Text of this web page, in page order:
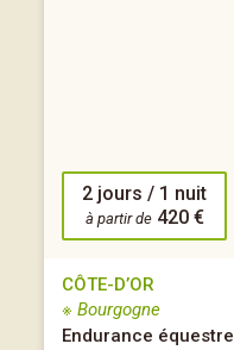
2 jours / 1 nuit
à partir de 420 €
CÔTE-D’OR
※ Bourgogne
Endurance équestre